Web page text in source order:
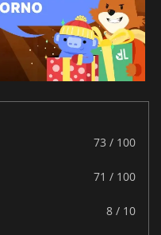
73 / 100
71 / 100
8 / 10